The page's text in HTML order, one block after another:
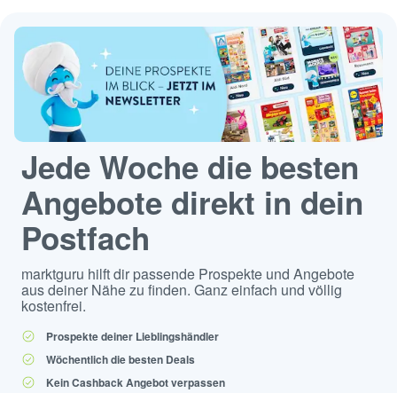
Jede Woche die besten
Angebote direkt in dein
Postfach
marktguru hilft dir passende Prospekte und Angebote
aus deiner Nähe zu finden. Ganz einfach und völlig
kostenfrei.
Prospekte deiner Lieblingshändler
Wöchentlich die besten Deals
Kein Cashback Angebot verpassen